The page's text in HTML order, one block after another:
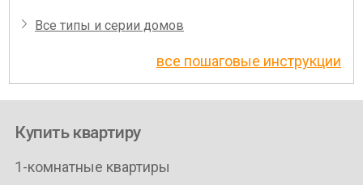
Все типы и серии домов
все пошаговые инструкции
Купить квартиру
1-комнатные квартиры